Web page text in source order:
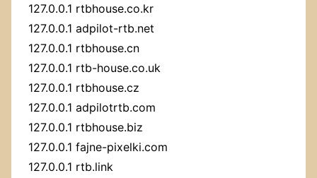
127.0.0.1 rtbhouse.co.kr
127.0.0.1 adpilot-rtb.net
127.0.0.1 rtbhouse.cn
127.0.0.1 rtb-house.co.uk
127.0.0.1 rtbhouse.cz
127.0.0.1 adpilotrtb.com
127.0.0.1 rtbhouse.biz
127.0.0.1 fajne-pixelki.com
127.0.0.1 rtb.link